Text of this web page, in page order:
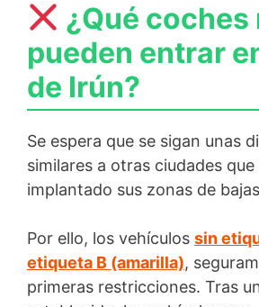
¿Qué coches
pueden entrar
de Irún?
Se espera que se sigan unas
similares a otras ciudades que
implantado sus zonas de
Por ello, los vehículos sin
etiqueta B (amarilla),
primeras restricciones. Tras